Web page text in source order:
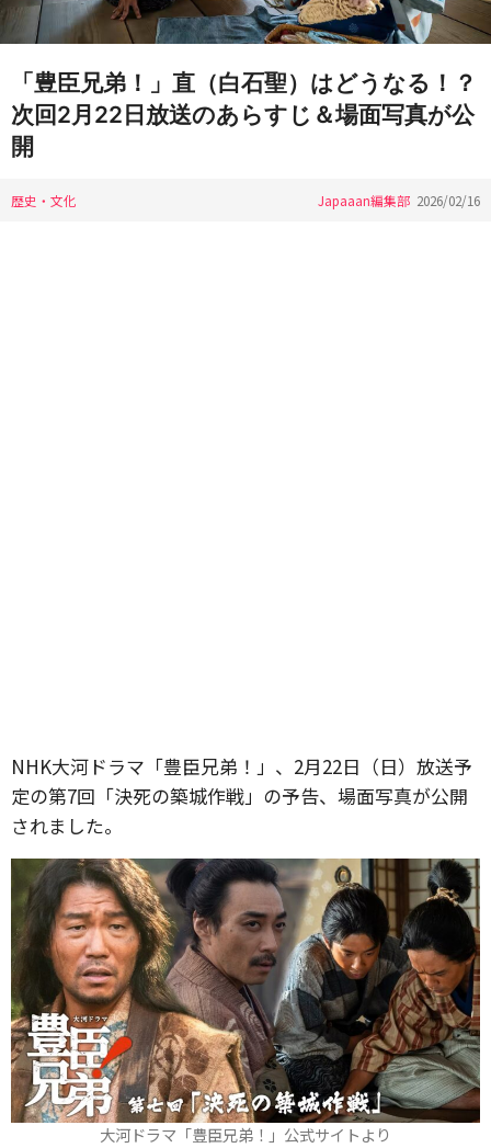
「豊臣兄弟！」直（白石聖）はどうなる！？
次回2月22日放送のあらすじ＆場面写真が公
開
歴史・文化 Japaaan編集部 2026/02/16
NHK大河ドラマ「豊臣兄弟！」、2月22日（日）放送予
定の第7回「決死の築城作戦」の予告、場面写真が公開
されました。
大河ドラマ「豊臣兄弟！」公式サイトより